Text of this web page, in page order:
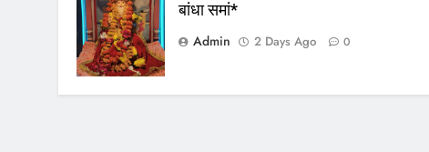
बांधा समां*
Admin
2 Days Ago 0